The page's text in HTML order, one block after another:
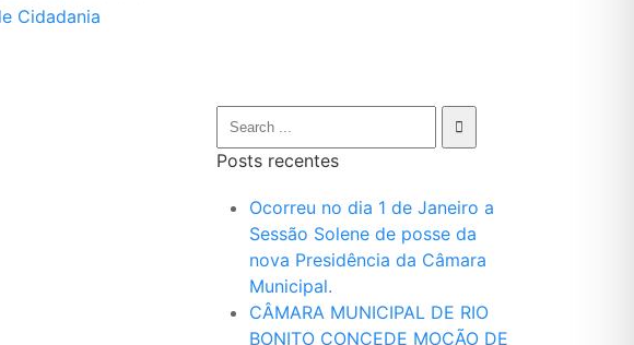
Cidadania
Posts recentes
Ocorreu no dia 1 de Janeiro a
Sessão Solene de posse da
nova Presidência da Câmara
Municipal.
CÂMARA MUNICIPAL DE RIO
BONITO CONCEDE MOÇÃO DE